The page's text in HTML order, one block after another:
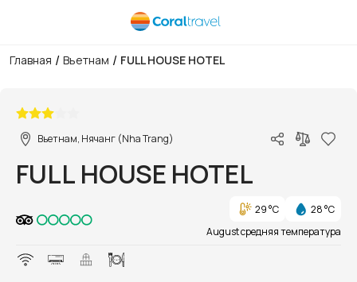
Главная / Вьетнам / FULL HOUSE HOTEL
Вьетнам, Нячанг (Nha Trang)
FULL HOUSE HOTEL
29 °C
28 °C
August средняя температура